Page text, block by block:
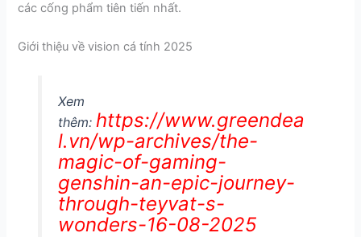
các cống phẩm tiên tiến nhất.
Giới thiệu về vision cá tính 2025
Xem
thêm: https://www.greendea
l.vn/wp-archives/the-
magic-of-gaming-
genshin-an-epic-journey-
through-teyvat-s-
wonders-16-08-2025